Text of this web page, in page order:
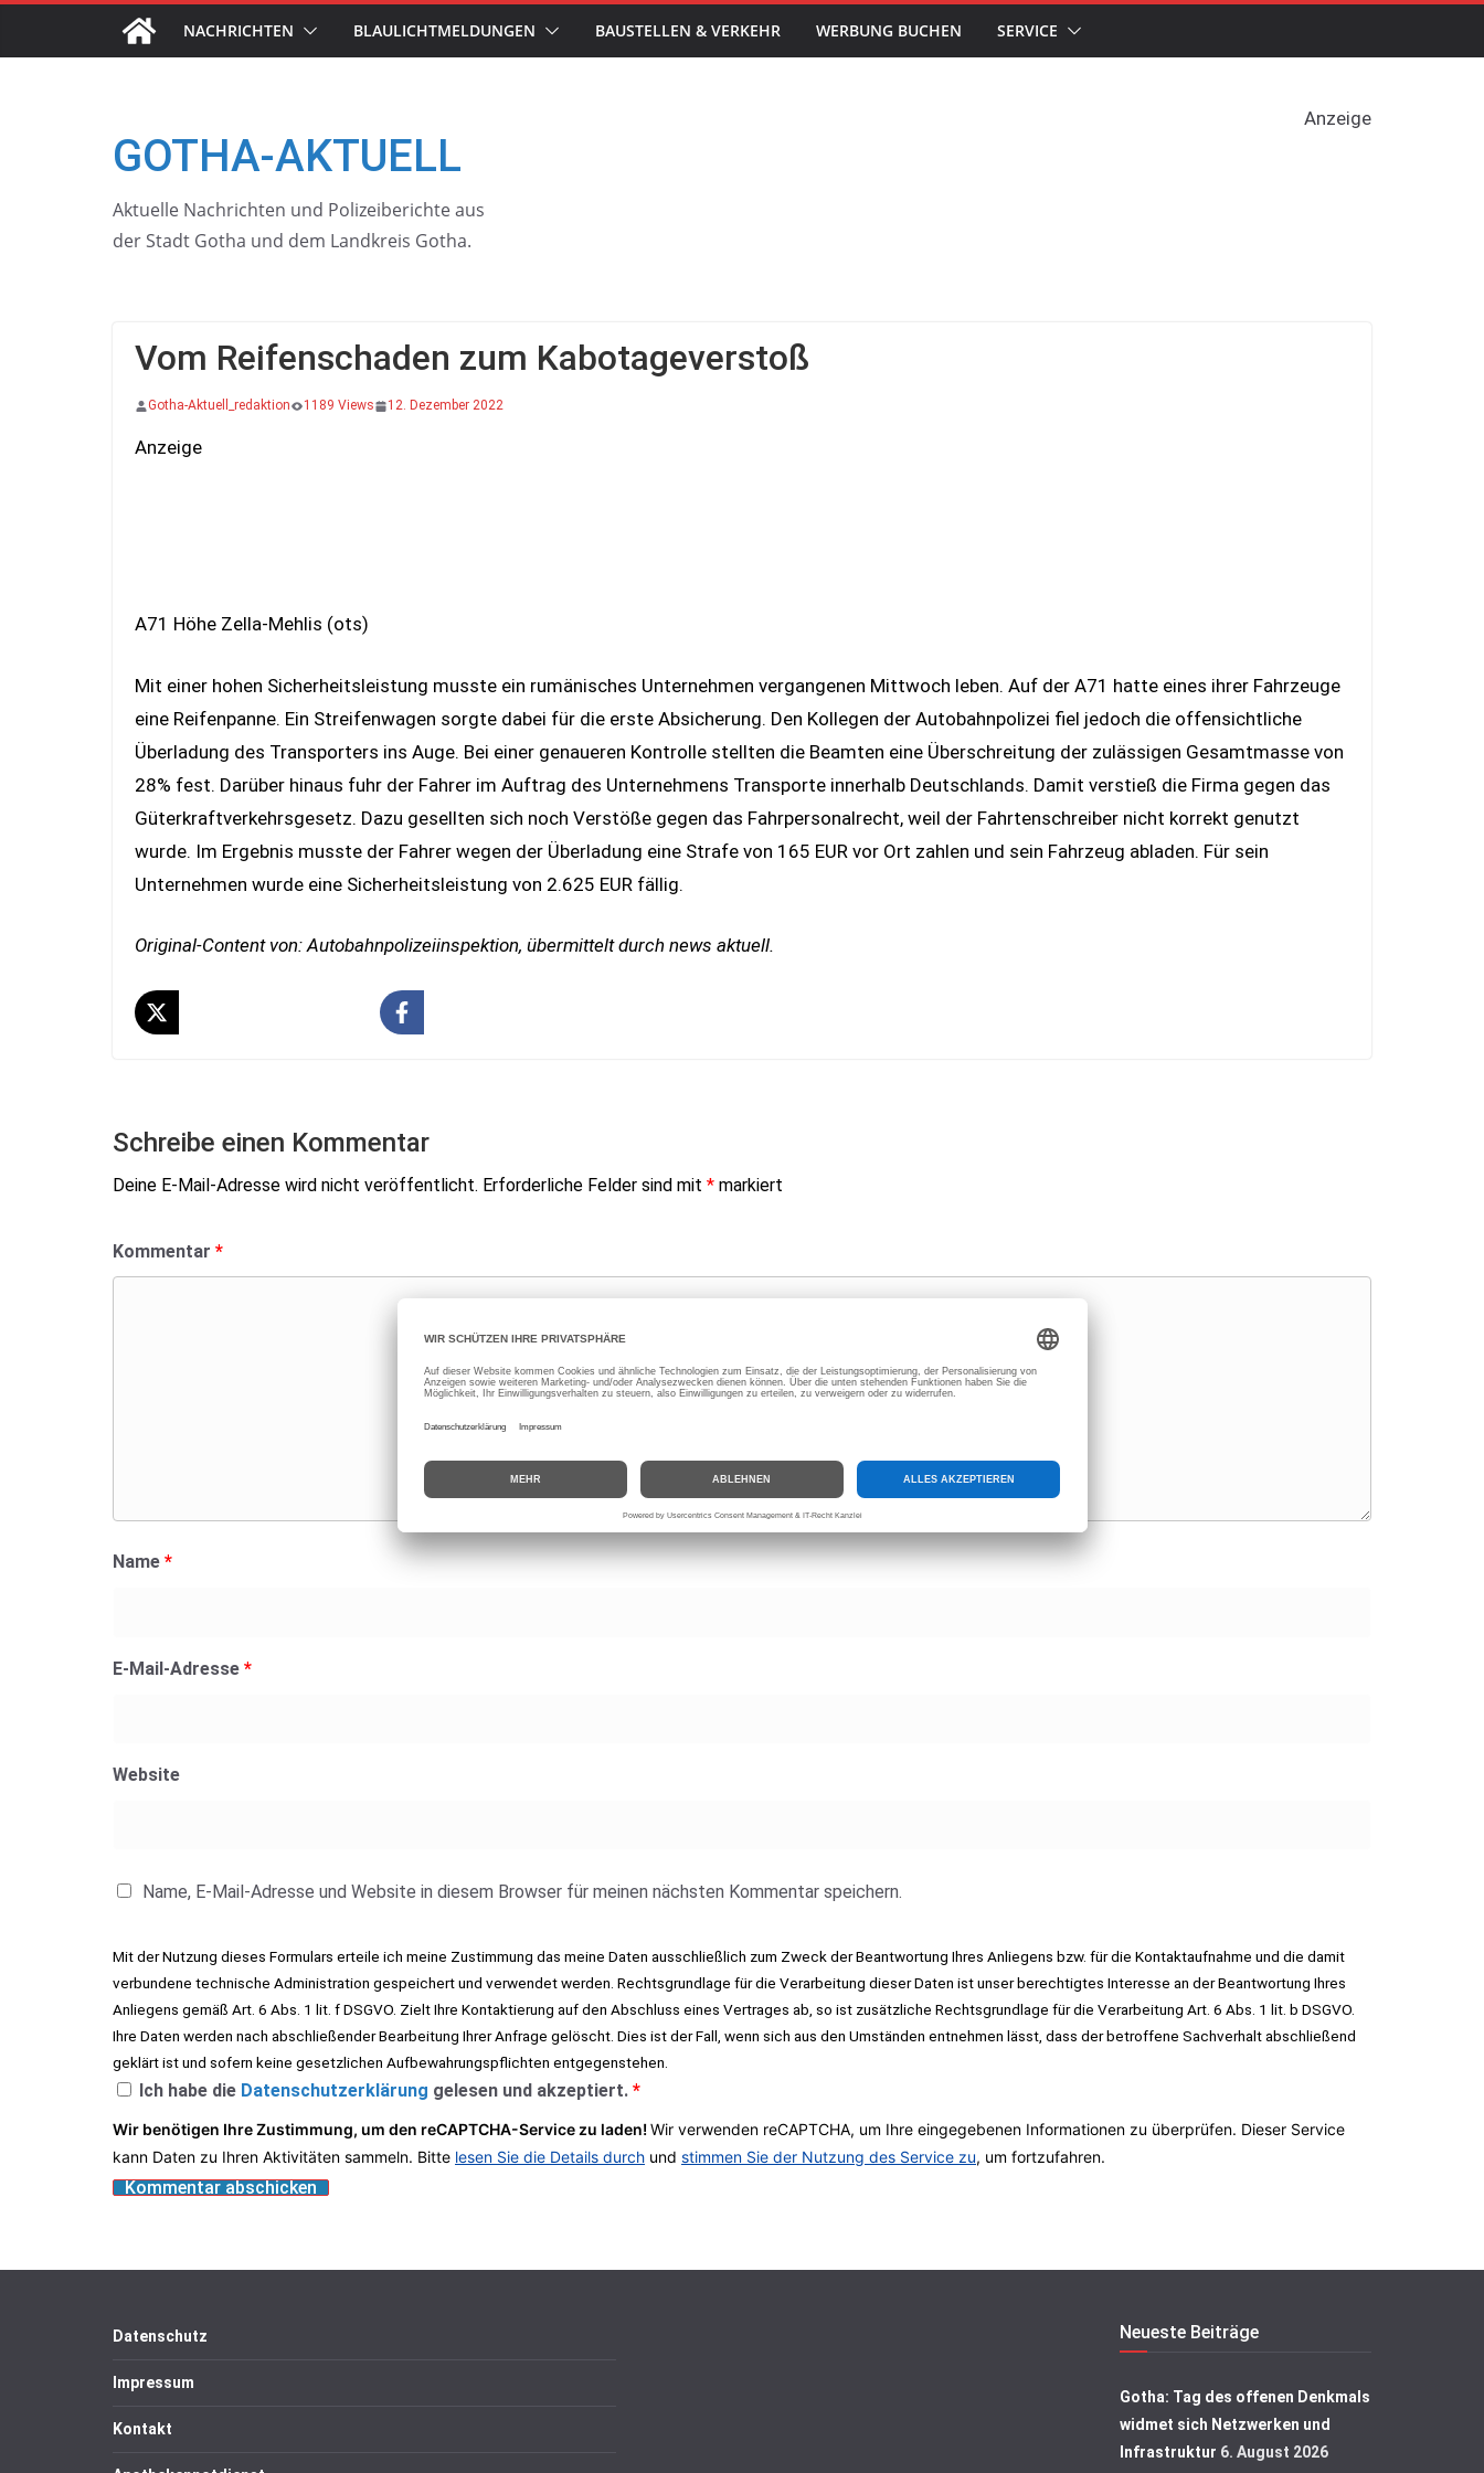
GOTHA-AKTUELL
Aktuelle Nachrichten und Polizeiberichte aus
der Stadt Gotha und dem Landkreis Gotha.
Anzeige
NACHRICHTEN BLAULICHTMELDUNGEN BAUSTELLEN & VERKEHR WERBUNG BUCHEN SERVICE
Vom Reifenschaden zum Kabotageverstoß
Gotha-Aktuell_redaktion 1189 Views 12. Dezember 2022
Anzeige
A71 Höhe Zella-Mehlis (ots)
Mit einer hohen Sicherheitsleistung musste ein rumänisches Unternehmen vergangenen Mittwoch leben. Auf der A71 hatte eines ihrer Fahrzeuge
eine Reifenpanne. Ein Streifenwagen sorgte dabei für die erste Absicherung. Den Kollegen der Autobahnpolizei fiel jedoch die offensichtliche
Überladung des Transporters ins Auge. Bei einer genaueren Kontrolle stellten die Beamten eine Überschreitung der zulässigen Gesamtmasse von
28% fest. Darüber hinaus fuhr der Fahrer im Auftrag des Unternehmens Transporte innerhalb Deutschlands. Damit verstieß die Firma gegen das
Güterkraftverkehrsgesetz. Dazu gesellten sich noch Verstöße gegen das Fahrpersonalrecht, weil der Fahrtenschreiber nicht korrekt genutzt
wurde. Im Ergebnis musste der Fahrer wegen der Überladung eine Strafe von 165 EUR vor Ort zahlen und sein Fahrzeug abladen. Für sein
Unternehmen wurde eine Sicherheitsleistung von 2.625 EUR fällig.
Original-Content von: Autobahnpolizeiinspektion, übermittelt durch news aktuell.
Schreibe einen Kommentar
Deine E-Mail-Adresse wird nicht veröffentlicht. Erforderliche Felder sind mit * markiert
Kommentar *
Name *
E-Mail-Adresse *
Website
Name, E-Mail-Adresse und Website in diesem Browser für meinen nächsten Kommentar speichern.
Mit der Nutzung dieses Formulars erteile ich meine Zustimmung das meine Daten ausschließlich zum Zweck der Beantwortung Ihres Anliegens bzw. für die Kontaktaufnahme und die damit
verbundene technische Administration gespeichert und verwendet werden. Rechtsgrundlage für die Verarbeitung dieser Daten ist unser berechtigtes Interesse an der Beantwortung Ihres
Anliegens gemäß Art. 6 Abs. 1 lit. f DSGVO. Zielt Ihre Kontaktierung auf den Abschluss eines Vertrages ab, so ist zusätzliche Rechtsgrundlage für die Verarbeitung Art. 6 Abs. 1 lit. b DSGVO.
Ihre Daten werden nach abschließender Bearbeitung Ihrer Anfrage gelöscht. Dies ist der Fall, wenn sich aus den Umständen entnehmen lässt, dass der betroffene Sachverhalt abschließend
geklärt ist und sofern keine gesetzlichen Aufbewahrungspflichten entgegenstehen.
Ich habe die Datenschutzerklärung gelesen und akzeptiert. *
Wir benötigen Ihre Zustimmung, um den reCAPTCHA-Service zu laden!Wir verwenden reCAPTCHA, um Ihre eingegebenen Informationen zu überprüfen. Dieser Service
kann Daten zu Ihren Aktivitäten sammeln. Bitte lesen Sie die Details durch und stimmen Sie der Nutzung des Service zu, um fortzufahren.
Datenschutz
Impressum
Kontakt
Neueste Beiträge
Gotha: Tag des offenen Denkmals
widmet sich Netzwerken und
Infrastruktur 6. August 2026